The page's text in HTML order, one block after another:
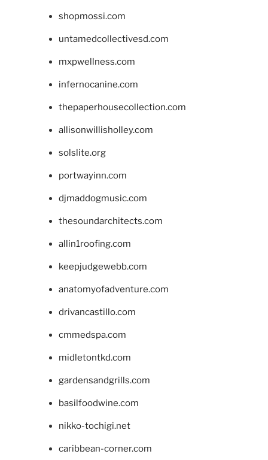
shopmossi.com
untamedcollectivesd.com
mxpwellness.com
infernocanine.com
thepaperhousecollection.com
allisonwillisholley.com
solslite.org
portwayinn.com
djmaddogmusic.com
thesoundarchitects.com
allin1roofing.com
keepjudgewebb.com
anatomyofadventure.com
drivancastillo.com
cmmedspa.com
midletontkd.com
gardensandgrills.com
basilfoodwine.com
nikko-tochigi.net
caribbean-corner.com